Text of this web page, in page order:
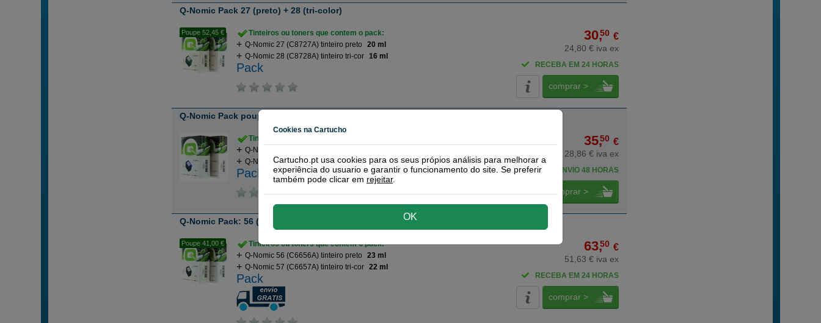
Q-Nomic Pack 27 (preto) + 28 (tri-color)
Poupe 52,45 €
Tinteiros ou toners que contem o pack:
Q-Nomic 27 (C8727A) tinteiro preto
20 ml
Q-Nomic 28 (C8728A) tinteiro tri-cor 16 ml
Pack
30,50 €
24,80 € iva ex
RECEBA EM 24 HORAS
comprar >
Q-Nomic Pack poupança 57 (tri-color) + 58 (foto)
Tinteiros ou toners que contem o pack:
Q-Nomic 57 (C6657A) tinteiro tri-cor
Q-Nomic 58 (C6658A) tinteiro foto 18 ml
Pack
35,50 €
28,86 € iva ex
ENVIO 48 HORAS
comprar >
Q-Nomic Pack: 56 (preto) + 57 (cores)
Poupe 41,00 €
Tinteiros ou toners que contem o pack:
Q-Nomic 56 (C6656A) tinteiro preto
23 ml
Q-Nomic 57 (C6657A) tinteiro tri-cor 22 ml
Pack
63,50 €
51,63 € iva ex
RECEBA EM 24 HORAS
comprar >
Cookies na Cartucho
Cartucho.pt usa cookies para os seus própios análisis para melhorar a
experiência do usuario e garantir o funcionamento do site. Se preferir
também pode clicar em rejeitar.
OK